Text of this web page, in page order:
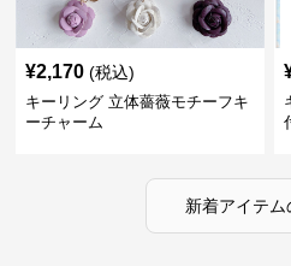
¥2,170 (税込)
キーリング 立体薔薇モチーフキ
ーチャーム
新着アイテム